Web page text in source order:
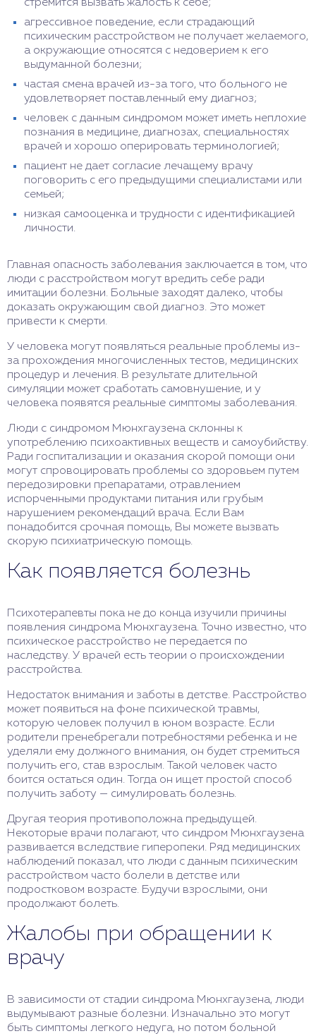
стремится вызвать жалость к себе;
агрессивное поведение, если страдающий
психическим расстройством не получает желаемого,
а окружающие относятся с недоверием к его
выдуманной болезни;
частая смена врачей из-за того, что больного не
удовлетворяет поставленный ему диагноз;
человек с данным синдромом может иметь неплохие
познания в медицине, диагнозах, специальностях
врачей и хорошо оперировать терминологией;
пациент не дает согласие лечащему врачу
поговорить с его предыдущими специалистами или
семьей;
низкая самооценка и трудности с идентификацией
личности.
Главная опасность заболевания заключается в том, что
люди с расстройством могут вредить себе ради
имитации болезни. Больные заходят далеко, чтобы
доказать окружающим свой диагноз. Это может
привести к смерти.
У человека могут появляться реальные проблемы из-
за прохождения многочисленных тестов, медицинских
процедур и лечения. В результате длительной
симуляции может сработать самовнушение, и у
человека появятся реальные симптомы заболевания.
Люди с синдромом Мюнхгаузена склонны к
употреблению психоактивных веществ и самоубийству.
Ради госпитализации и оказания скорой помощи они
могут спровоцировать проблемы со здоровьем путем
передозировки препаратами, отравлением
испорченными продуктами питания или грубым
нарушением рекомендаций врача. Если Вам
понадобится срочная помощь, Вы можете вызвать
скорую психиатрическую помощь.
Как появляется болезнь
Психотерапевты пока не до конца изучили причины
появления синдрома Мюнхгаузена. Точно известно, что
психическое расстройство не передается по
наследству. У врачей есть теории о происхождении
расстройства.
Недостаток внимания и заботы в детстве. Расстройство
может появиться на фоне психической травмы,
которую человек получил в юном возрасте. Если
родители пренебрегали потребностями ребенка и не
уделяли ему должного внимания, он будет стремиться
получить его, став взрослым. Такой человек часто
боится остаться один. Тогда он ищет простой способ
получить заботу — симулировать болезнь.
Другая теория противоположна предыдущей.
Некоторые врачи полагают, что синдром Мюнхгаузена
развивается вследствие гиперопеки. Ряд медицинских
наблюдений показал, что люди с данным психическим
расстройством часто болели в детстве или
подростковом возрасте. Будучи взрослыми, они
продолжают болеть.
Жалобы при обращении к
врачу
В зависимости от стадии синдрома Мюнхгаузена, люди
выдумывают разные болезни. Изначально это могут
быть симптомы легкого недуга, но потом больной